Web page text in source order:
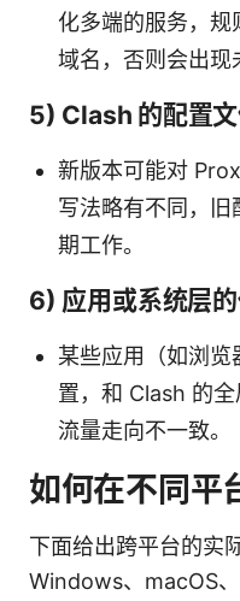
化多端的服务，
域名，否则会出现
5) Clash 的配置
新版本可能对
写法略有不同，旧
期工作。
6) 应用或系统层
某些应用（如浏览
置，和 Clash 的
流量走向不一致。
如何在不同平
下面给出跨平台的实
Windows、macOS